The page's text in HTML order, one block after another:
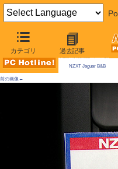
カテゴリ 過去記事
AKIBA PC
NZXT Jaguar B&B
前の画像←